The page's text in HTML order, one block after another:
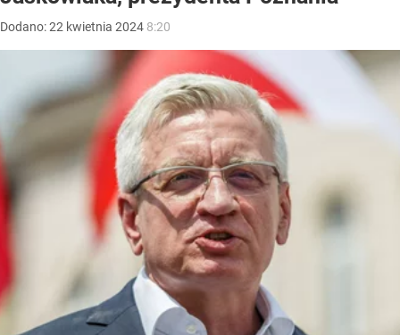
Dodano:22 kwietnia 2024 8:20